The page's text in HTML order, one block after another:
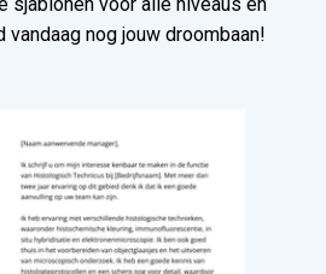
vandaag nog jouw droombaan!